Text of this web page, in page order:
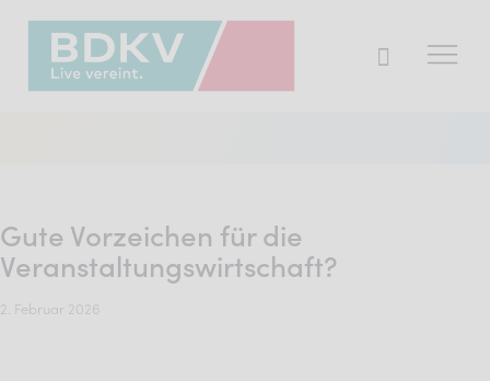
Gute Vorzeichen für die
Veranstaltungswirtschaft?
2. Februar 2026
Presse